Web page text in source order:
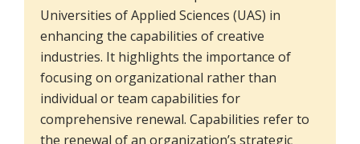
Universities of Applied Sciences (UAS) in
enhancing the capabilities of creative
industries. It highlights the importance of
focusing on organizational rather than
individual or team capabilities for
comprehensive renewal. Capabilities refer to
the renewal of an organization’s strategic